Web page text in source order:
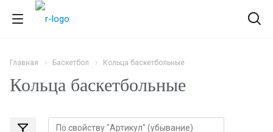
Главная Баскетбол Кольца баскетбольные
Кольца баскетбольные